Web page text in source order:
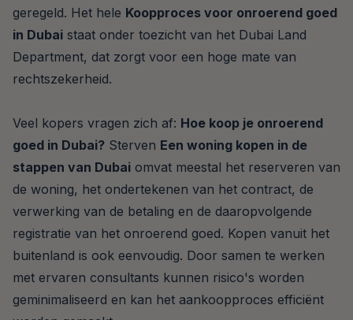
geregeld. Het hele Koopproces voor onroerend goed
in Dubai staat onder toezicht van het Dubai Land
Department, dat zorgt voor een hoge mate van
rechtszekerheid.
Veel kopers vragen zich af: Hoe koop je onroerend
goed in Dubai? Sterven Een woning kopen in de
stappen van Dubai omvat meestal het reserveren van
de woning, het ondertekenen van het contract, de
verwerking van de betaling en de daaropvolgende
registratie van het onroerend goed. Kopen vanuit het
buitenland is ook eenvoudig. Door samen te werken
met ervaren consultants kunnen risico's worden
geminimaliseerd en kan het aankoopproces efficiënt